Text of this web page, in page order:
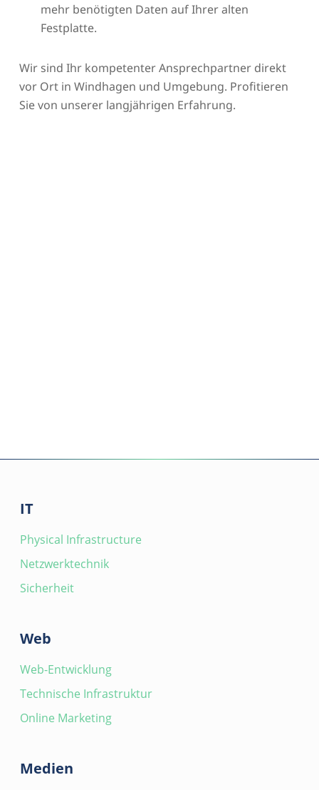
mehr benötigten Daten auf Ihrer alten
Festplatte.
Wir sind Ihr kompetenter Ansprechpartner direkt
vor Ort in Windhagen und Umgebung. Profitieren
Sie von unserer langjährigen Erfahrung.
IT
Physical Infrastructure
Netzwerktechnik
Sicherheit
Web
Web-Entwicklung
Technische Infrastruktur
Online Marketing
Medien